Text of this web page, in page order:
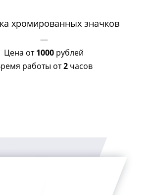
хромированных значков
—
Цена от1000 рублей
работы от2часов